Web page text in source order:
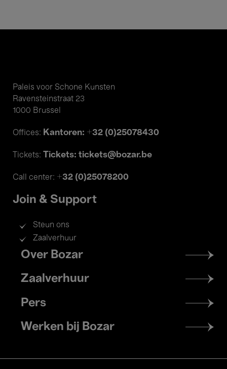
Paleis voor Schone Kunsten
Ravensteinstraat 23
1000 Brussel
Offices: Kantoren: +32 (0)25078430
Tickets: Tickets: tickets@bozar.be
Call center: +32 (0)25078200
Join & Support
Steun ons
Zaalverhuur
Footer
menu
Over Bozar
Zaalverhuur
Pers
Werken bij Bozar